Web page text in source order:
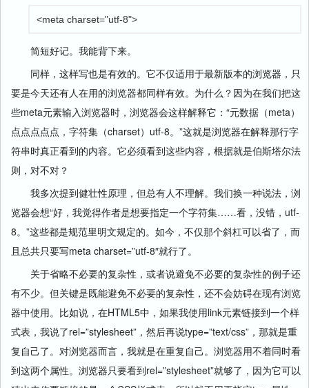
<meta charset="utf-8">
简短好记。我能背下来。
同样，这样写也是有效的。它不仅适用于最新版本的浏览器，只
要是今天还有人在用的浏览器都同样有效。为什么？因为在我们把这
些meta元素输入浏览器时，浏览器会这样解释它：“元数据（meta）
点点点点点，字符集（charset）utf-8。”这就是浏览器在解释那行字
符串时真正看到的内容。它必须看到这些内容，根据就是伯斯塔尔法
则，对不对？
我多次提到健壮性原理，但总有人不理解。我们换一种说法，浏
览器会想“好，我觉得作者是想要指定一个字符集……看，没错，utf-
8。”这些都是规范里明文规定的。如今，不仅那个斜杠可以省了，而
且总共只要写meta charset=”utf-8″就行了。
关于省略不必要的复杂性，或者说避免不必要的复杂性的例子还
有不少。但关键是既能避免不必要的复杂性，还不会妨碍在现有浏览
器中使用。比如说，在HTML5中，如果我使用link元素链接到一个样
式表，我说了rel=”stylesheet” ，然后再说type=”text/css” ，那就是重
复自己了。对浏览器而言，我就是在重复自己。浏览器用不着同时看
到这两个属性。浏览器只要看到rel=”stylesheet”就够了，因为它可以